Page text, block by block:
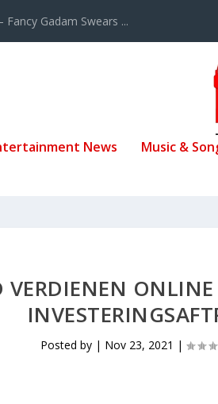
Fancy Gadam Swears ...
News Music &
VERDIENEN ONLINE
Posted by | Nov 23, 2021 |